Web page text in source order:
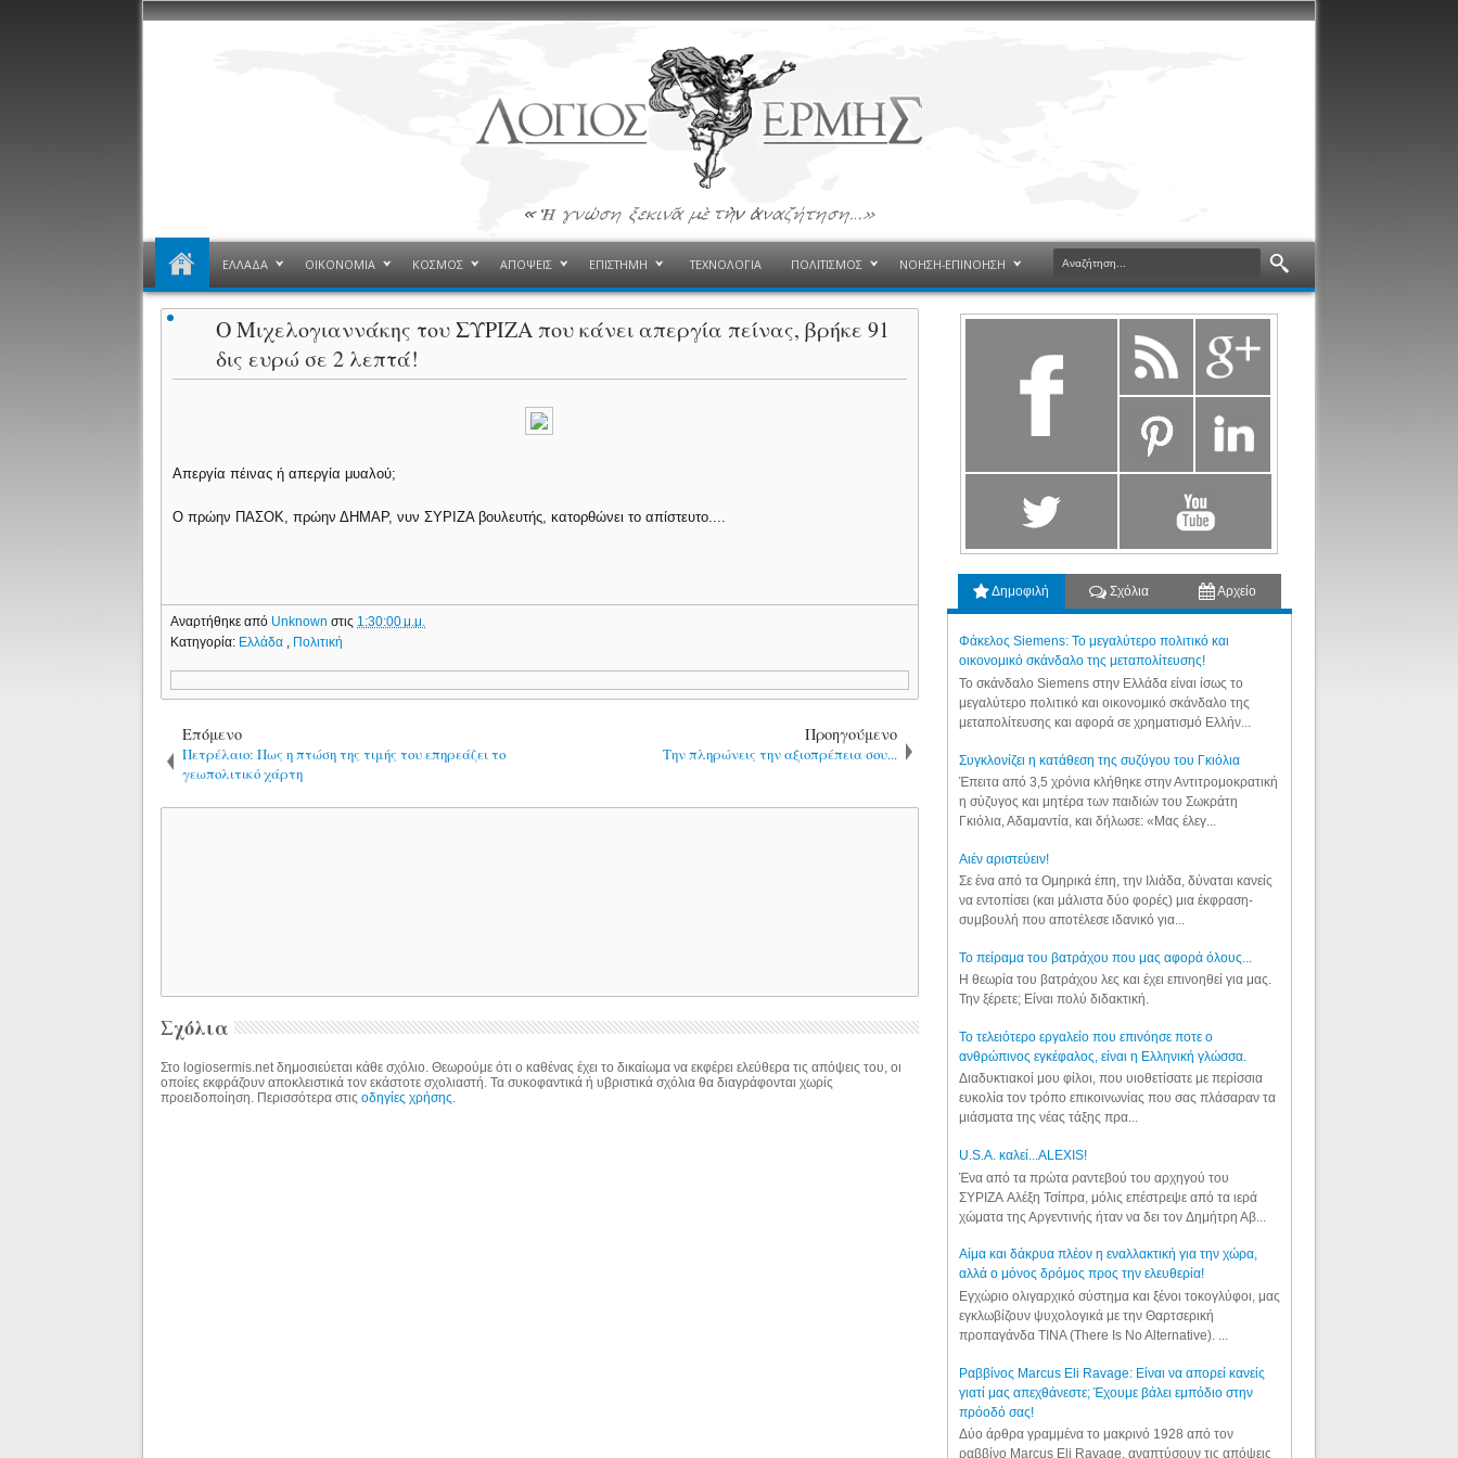
ΕΛΛΑΔΑ ΟΙΚΟΝΟΜΙΑ ΚΟΣΜΟΣ ΑΠΟΨΕΙΣ ΕΠΙΣΤΗΜΗ ΤΕΧΝΟΛΟΓΙΑ ΠΟΛΙΤΙΣΜΟΣ ΝΟΗΣΗ-ΕΠΙΝΟΗΣΗ
Ο Μιχελογιαννάκης του ΣΥΡΙΖΑ που κάνει απεργία πείνας, βρήκε 91
δις ευρώ σε 2 λεπτά!
Απεργία πέινας ή απεργία μυαλού;
O πρώην ΠΑΣΟΚ, πρώην ΔΗΜΑΡ, νυν ΣΥΡΙΖΑ βουλευτής, κατορθώνει το απίστευτο....
Αναρτήθηκε από Unknownστις 1:30:00 μ.μ.
Κατηγορία: Ελλάδα Πολιτική
Επόμενο
Πετρέλαιο: Πως η πτώση της τιμής του επηρεάζει το
γεωπολιτικό χάρτη
Προηγούμενο
Την πληρώνεις την αξιοπρέπεια σου...
Σχόλια
Στο logiosermis.net δημοσιεύεται κάθε σχόλιο. Θεωρούμε ότι ο καθένας έχει το δικαίωμα να εκφέρει ελεύθερα τις απόψεις του, οι
οποίες εκφράζουν αποκλειστικά τον εκάστοτε σχολιαστή. Τα συκοφαντικά ή υβριστικά σχόλια θα διαγράφονται χωρίς
προειδοποίηση. Περισσότερα στιςοδηγίες χρήσης
Δημοφιλή Σχόλια Αρχείο
Φάκελος Siemens: Το μεγαλύτερο πολιτικό και
οικονομικό σκάνδαλο της μεταπολίτευσης!
Το σκάνδαλο Siemens στην Ελλάδα είναι ίσως το
μεγαλύτερο πολιτικό και οικονομικό σκάνδαλο της
μεταπολίτευσης και αφορά σε χρηματισμό Ελλήν...
Συγκλονίζει η κατάθεση της συζύγου του Γκιόλια
Έπειτα από 3,5 χρόνια κλήθηκε στην Αντιτρομοκρατική
η σύζυγος και μητέρα των παιδιών του Σωκράτη
Γκιόλια, Αδαμαντία, και δήλωσε: «Μας έλεγ...
Aιέν αριστεύειν!
Σε ένα από τα Ομηρικά έπη, την Ιλιάδα, δύναται κανείς
να εντοπίσει (και μάλιστα δύο φορές) μια έκφραση-
συμβουλή που αποτέλεσε ιδανικό για...
Το πείραμα του βατράχου που μας αφορά όλους...
Η θεωρία του βατράχου λες και έχει επινοηθεί για μας.
Την ξέρετε; Είναι πολύ διδακτική.
Το τελειότερο εργαλείο που επινόησε ποτε ο
ανθρώπινος εγκέφαλος, είναι η Ελληνική γλώσσα.
Διαδυκτιακοί μου φίλοι, που υιοθετίσατε με περίσσια
ευκολία τον τρόπο επικοινωνίας που σας πλάσαραν τα
μιάσματα της νέας τάξης πρα...
U.S.A. καλεί...ALEXIS!
Ένα από τα πρώτα ραντεβού του αρχηγού του
ΣΥΡΙΖΑ Αλέξη Τσίπρα, μόλις επέστρεψε από τα ιερά
χώματα της Αργεντινής ήταν να δει τον Δημήτρη Αβ...
Αίμα και δάκρυα πλέον η εναλλακτική για την χώρα,
αλλά ο μόνος δρόμος προς την ελευθερία!
Εγχώριο ολιγαρχικό σύστημα και ξένοι τοκογλύφοι, μας
εγκλωβίζουν ψυχολογικά με την Θαρτσερική
προπαγάνδα TINA (There Is No Alternative). ...
Ραββίνος Marcus Eli Ravage: Είναι να απορεί κανείς
γιατί μας απεχθάνεστε; Έχουμε βάλει εμπόδιο στην
πρόοδό σας!
Δύο άρθρα γραμμένα το μακρινό 1928 από τον
ραββίνο Marcus Eli Ravage, αναπτύσουν τις απόψεις